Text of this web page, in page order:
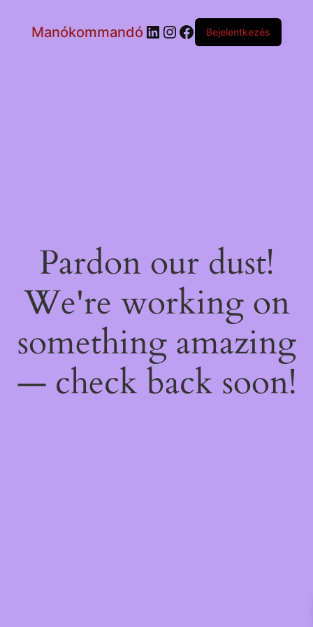
Manókommandó LinkedIn
Instagram
Facebook
Bejelentkezés
Pardon our dust!
We're working on
something amazing
— check back soon!